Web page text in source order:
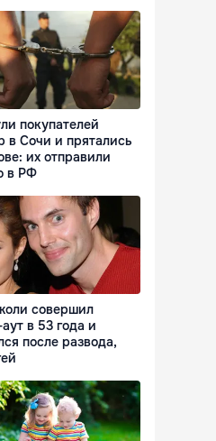
покупателей
в Сочи и прятались
их отправили
в РФ
совершил
в 53 года и
после развода,